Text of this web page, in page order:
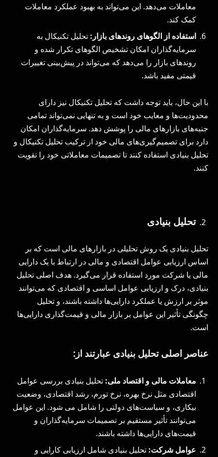
معاملات می‌دهد. این می‌تواند به بهبود عملکرد معاملات
کمک کند.
استفاده از الگوهای روندهای بازار : تحلیل تکنیکال به
سرمایه‌گذاران امکان تشخیص الگوهای تکرار شده و
روندهای بازار را می‌دهد که می‌تواند در پیش‌بینی تغییرات
قیمتی مفید باشد.
با این حال، باید توجه داشت که تحلیل تکنیکال نیز دارای
محدودیت‌ها و معایب خود است و به تنهایی نمی‌تواند تمامی
جنبه‌های بازارهای مالی را پوشش دهد. سرمایه‌گذاران امکان
دارد برای تصمیم‌گیری‌های مالی خود از ترکیب تحلیل تکنیکال و
تحلیل بنیادی استفاده کنند تا تصمیمات معاملاتی خود را تقویت
کنند.
تحلیل بنیادی
تحلیل بنیادی یک روش تحلیلی در بازارهای مالی است که بر
اساس ارزیابی عوامل اقتصادی و مالی در ارتباط با یک دارایی
مالی یا شرکت مورد استفاده قرار می‌گیرد. هدف اصلی تحلیل
بنیادی، درک و ارزیابی عوامل اساسی و اقتصادی که می‌توانند
موثر بر ارزش یا عملکرد دارایی‌ها داشته باشند، و تحلیل
چگونگی تأثیر این عوامل بر بازار مالی و قیمت‌گذاری دارایی‌ها
است.
عناصر اصلی تحلیل بنیادی عبارتند از:
معاملات مالی و اقتصاد ملی: تحلیل بنیادی بررسی عوامل
اقتصادی مثل نرخ بهره، نرخ تورم، رشد اقتصادی، وضعیت
بیکاری، و سیاست‌های دولتی را شامل می شود. این عوامل
می‌توانند تأثیر مستقیم بر تصمیمات سرمایه‌گذاران و
قیمت‌های دارایی‌ها داشته باشند.
عوامل شرکت: تحلیل بنیادی شامل ارزیابی کارایی و